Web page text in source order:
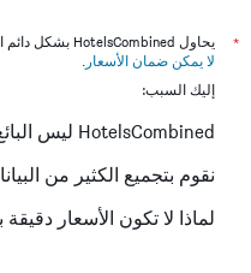
*
يحاول HotelsCombined بشكل دائم الحصول على الأسعار الدقيقة، ولكن
لا يمكن ضمان الأسعار .
إليك السبب:
HotelsCombined ليس البائع
نقوم بتجميع الكثير من
لماذا لا تكون الأسعار دقيقة